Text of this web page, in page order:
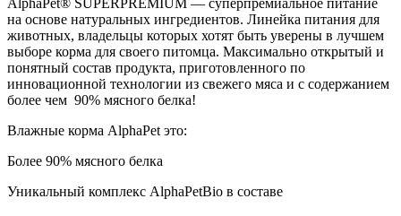
AlphaPet® SUPERPREMIUM — суперпремиальное питание
на основе натуральных ингредиентов. Линейка питания для
животных, владельцы которых хотят быть уверены в лучшем
выборе корма для своего питомца. Максимально открытый и
понятный состав продукта, приготовленного по
инновационной технологии из свежего мяса и с содержанием
более чем 90% мясного белка!
Влажные корма AlphaPet это:
Более 90% мясного белка
Уникальный комплекс AlphaPetBio в составе